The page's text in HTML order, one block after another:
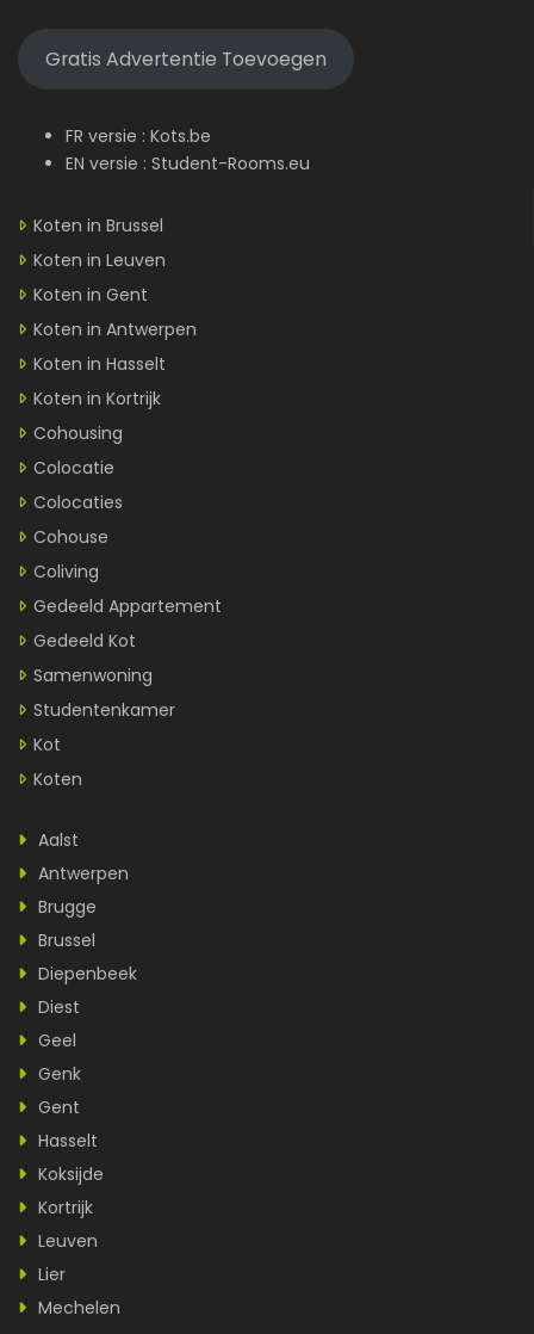
Gratis Advertentie Toevoegen
FR versie : Kots.be
EN versie : Student-Rooms.eu
Koten in Brussel
Koten in Leuven
Koten in Gent
Koten in Antwerpen
Koten in Hasselt
Koten in Kortrijk
Cohousing
Colocatie
Colocaties
Cohouse
Coliving
Gedeeld Appartement
Gedeeld Kot
Samenwoning
Studentenkamer
Kot
Koten
Aalst
Antwerpen
Brugge
Brussel
Diepenbeek
Diest
Geel
Genk
Gent
Hasselt
Koksijde
Kortrijk
Leuven
Lier
Mechelen